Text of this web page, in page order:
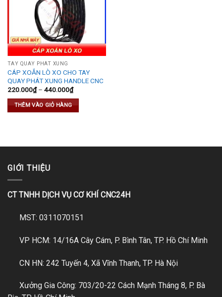
TAY QUAY PHÁT XUNG
CÁP XOẮN LÒ XO CHO TAY
QUAY PHÁT XUNG HANDLE CNC
220.000₫– 440.000₫
THÊM VÀO GIỎ HÀNG
GIỚI THIỆU
CT TNHH DỊCH VỤ CƠ KHÍ CNC24H
MST: 0311070151
VP HCM: 14/16A Cây Cám, P. Bình Tân, TP. Hồ Chí Minh
CN HN: 242 Tuyến 4, Xã Vĩnh Thanh, TP. Hà Nội
Xưởng Gia Công: 703/20-22 Cách Mạnh Tháng 8, P. Bà